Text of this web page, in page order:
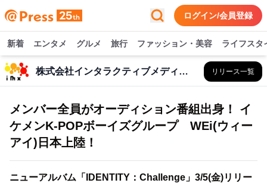
ログイン/会員登録
新着 エンタメ グルメ 旅行 ファッション・美容 ライフスタ
株式会社インタラクティブメディアミックス リリース一覧
メンバー全員がオーディション番組出身！ イ
ケメンK-POPボーイズグループ WEi(ウィー
アイ)日本上陸！
ニューアルバム「IDENTITY：Challenge」3/5(金)リリー